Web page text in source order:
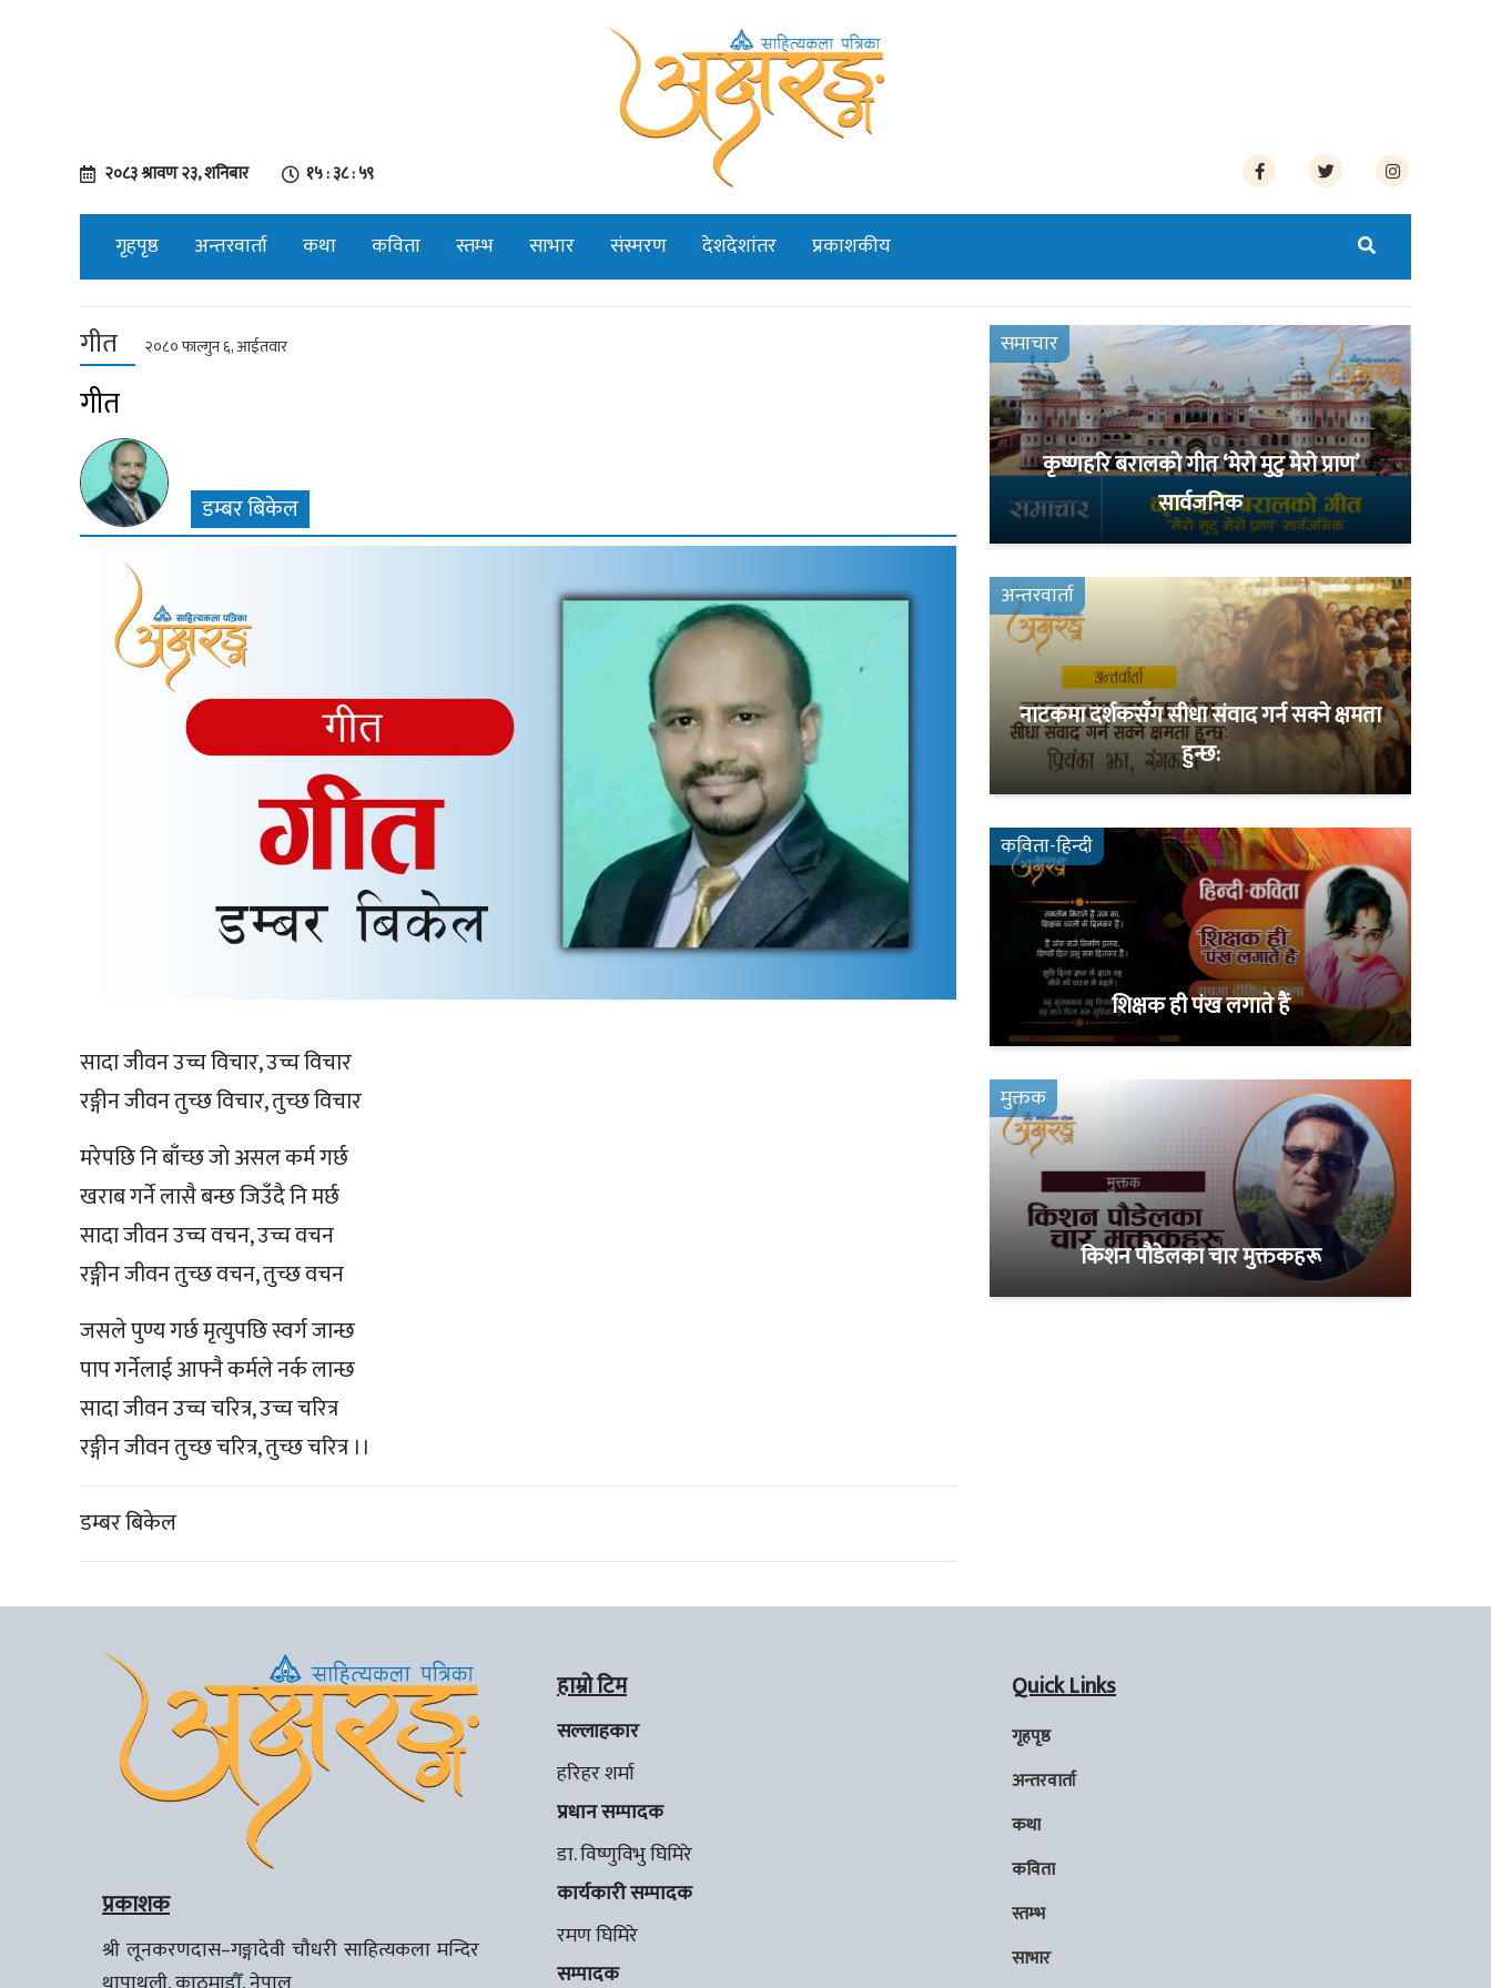
२०८३ श्रावण २३, शनिबार १५ : ३९ : ००
गृहपृष्ठ अन्तरवार्ता कथा कविता स्तम्भ साभार संस्मरण देशदेशांतर प्रकाशकीय
गीत २०८० फाल्गुन ६, आईतवार
गीत
डम्बर बिकेल
सादा जीवन उच्च विचार, उच्च विचार
रङ्गीन जीवन तुच्छ विचार, तुच्छ विचार
मरेपछि नि बाँच्छ जाे असल कर्म गर्छ
खराब गर्ने लासै बन्छ जिउँदै नि मर्छ
सादा जीवन उच्च वचन, उच्च वचन
रङ्गीन जीवन तुच्छ वचन, तुच्छ वचन
जसले पुण्य गर्छ मृत्युपछि स्वर्ग जान्छ
पाप गर्नेलाई आफ्नै कर्मले नर्क लान्छ
सादा जीवन उच्च चरित्र, उच्च चरित्र
रङ्गीन जीवन तुच्छ चरित्र, तुच्छ चरित्र ।।
डम्बर बिकेल
समाचार
कृष्णहरि बरालको गीत ‘मेरो मुटु मेरो प्राण’
सार्वजनिक
अन्तरवार्ता
नाटकमा दर्शकसँग सीधा संवाद गर्न सक्ने क्षमता
हुन्छ:
कविता-हिन्दी
शिक्षक ही पंख लगाते हैं
मुक्तक
किशन पौडेलका चार मुक्तकहरू
प्रकाशक
श्री लूनकरणदास–गङ्गादेवी चौधरी साहित्यकला मन्दिर
हाम्रो टिम
सल्लाहकार
हरिहर शर्मा
प्रधान सम्पादक
डा. विष्णुविभु घिमिरे
कार्यकारी सम्पादक
रमण घिमिरे
सम्पादक
Quick Links
गृहपृष्ठ
अन्तरवार्ता
कथा
कविता
स्तम्भ
साभार